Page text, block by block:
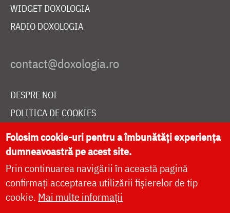
WIDGET DOXOLOGIA
RADIO DOXOLOGIA
DESPRE NOI
POLITICA DE COOKIES
DONEAZĂ ONLINE PENTRU CATEDRALA NAȚIONALĂ
LIVE
Folosim cookie-uri pentru a îmbunătăți experiența
dumneavoastră pe acest site.
Prin continuarea navigării în această pagină
confirmați acceptarea utilizării fișierelor de tip
cookie. Mai multe informații